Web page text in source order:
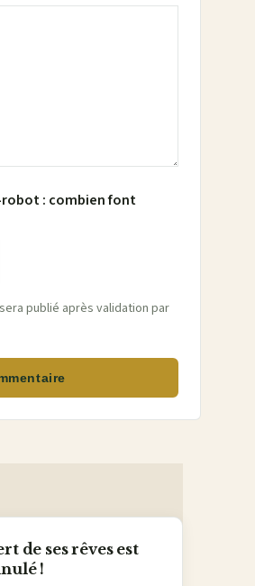
: combien font
publié après validation par
de ses rêves est
!